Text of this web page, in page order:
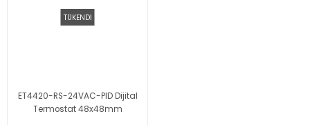
TÜKENDİ
ET4420-RS-24VAC-PID Dijital
Termostat 48x48mm